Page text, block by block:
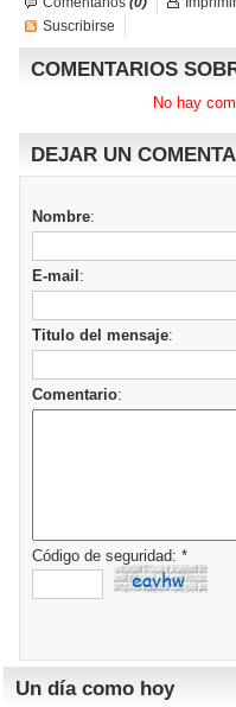
Suscribirse
COMENTARIOS
No hay
DEJAR UN
Nombre:
E-mail :
Titulo del mensaje:
Comentario:
Código de seguridad: *
Un día como hoy